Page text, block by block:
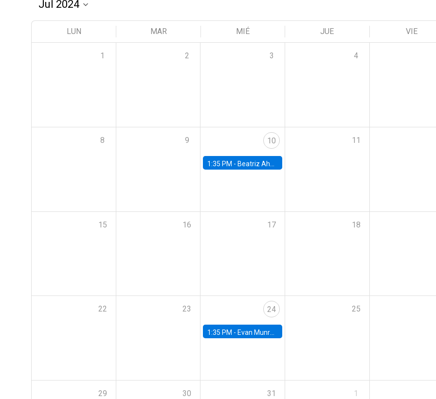
LUN MAR MIÉ JUE VIE
1 2 3 4
8 9 10
1:35 PM - Beatriz Ahumada, PhD candidate, Universidad de Pittsburgh
11
15 16 17 18
22 23 24
1:35 PM - Evan Munro, Neyman Visiting Assistant Professor in the Department of Statistics at UC Berkeley
25
29 30 31 1